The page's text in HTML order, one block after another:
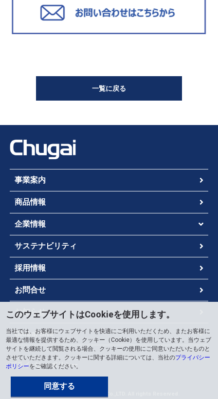
一覧に戻る
事業案内
商品情報
企業情報
サステナビリティ
採用情報
お問合せ
お知らせ
Global Site
プライバシーポリシー
このウェブサイトはCookieを使用します。
当社では、お客様にウェブサイトを快適にご利用いただくため、またお客様に
最適な情報を提供するため、クッキー（Cookie）を使用しています。当ウェブ
サイトを継続して閲覧される場合、クッキーの使用にご同意いただいたものと
させていただきます。クッキーに関する詳細については、当社のプライバシー
ポリシーをご確認ください。
同意する